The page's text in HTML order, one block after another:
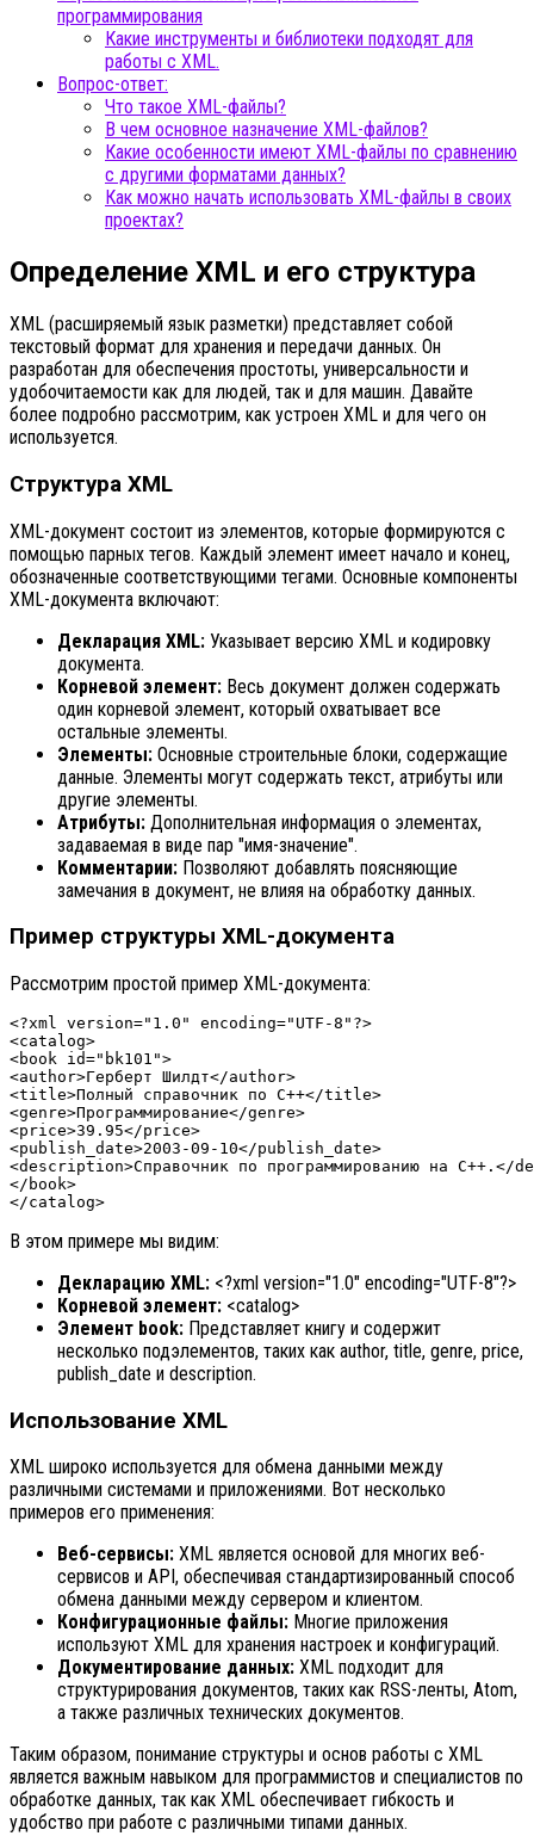
программирования
Какие инструменты и библиотеки подходят для
работы с XML.
Вопрос-ответ:
Что такое XML-файлы?
В чем основное назначение XML-файлов?
Какие особенности имеют XML-файлы по сравнению
с другими форматами данных?
Как можно начать использовать XML-файлы в своих
проектах?
Определение XML и его структура
XML (расширяемый язык разметки) представляет собой
текстовый формат для хранения и передачи данных. Он
разработан для обеспечения простоты, универсальности и
удобочитаемости как для людей, так и для машин. Давайте
более подробно рассмотрим, как устроен XML и для чего он
используется.
Структура XML
XML-документ состоит из элементов, которые формируются с
помощью парных тегов. Каждый элемент имеет начало и конец,
обозначенные соответствующими тегами. Основные компоненты
XML-документа включают:
Декларация XML: Указывает версию XML и кодировку
документа.
Корневой элемент: Весь документ должен содержать
один корневой элемент, который охватывает все
остальные элементы.
Элементы: Основные строительные блоки, содержащие
данные. Элементы могут содержать текст, атрибуты или
другие элементы.
Атрибуты: Дополнительная информация о элементах,
задаваемая в виде пар "имя-значение".
Комментарии: Позволяют добавлять поясняющие
замечания в документ, не влияя на обработку данных.
Пример структуры XML-документа
Рассмотрим простой пример XML-документа:
<?xml version="1.0" encoding="UTF-8"?>
<catalog>
<book id="bk101">
<author>Герберт Шилдт</author>
<title>Полный справочник по C++</title>
<genre>Программирование</genre>
<price>39.95</price>
<publish_date>2003-09-10</publish_date>
<description>Справочник по программированию на C++.</
</book>
В этом примере мы видим:
Декларацию XML: <?xml version="1.0" encoding="UTF-8"?>
Корневой элемент: <catalog>
Элемент book: Представляет книгу и содержит
несколько подэлементов, таких как author, title, genre, price,
publish_date и description.
Использование XML
XML широко используется для обмена данными между
различными системами и приложениями. Вот несколько
примеров его применения:
Веб-сервисы: XML является основой для многих веб-
сервисов и API, обеспечивая стандартизированный способ
обмена данными между сервером и клиентом.
Конфигурационные файлы: Многие приложения
используют XML для хранения настроек и конфигураций.
Документирование данных: XML подходит для
структурирования документов, таких как RSS-ленты, Atom,
а также различных технических документов.
Таким образом, понимание структуры и основ работы с XML
является важным навыком для программистов и специалистов по
обработке данных, так как XML обеспечивает гибкость и
удобство при работе с различными типами данных.